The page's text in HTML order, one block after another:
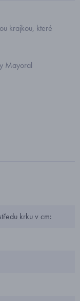
krajkou, které
Mayoral
krku v cm: